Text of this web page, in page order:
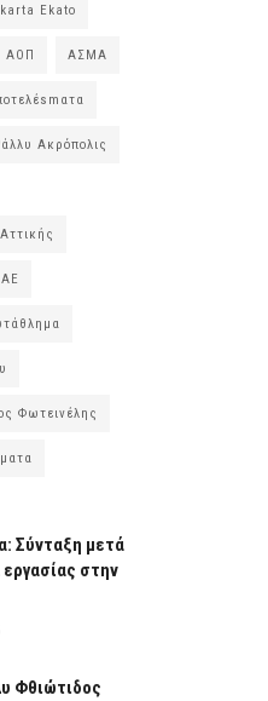
Ekato
ΑΟΠ ΑΣΜΑ
Ακρόπολις
Φωτεινέλης
Σύνταξη μετά
στην
Φθιώτιδος